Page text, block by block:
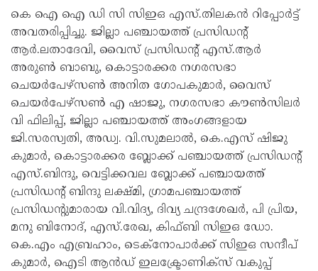
കെ ഐ ഐ ഡി സി സിഇഒ എസ്.തിലകൻ റിപ്പോർട്ട്
അവതരിപ്പിച്ചു. ജില്ലാ പഞ്ചായത്ത് പ്രസിഡന്റ്
ആർ.ലതാദേവി, വൈസ് പ്രസിഡന്റ് എസ്.ആർ
അരുൺ ബാബു, കൊട്ടാരക്കര നഗരസഭാ
ചെയർപേഴ്സൺ അനിത ഗോപകുമാർ, വൈസ്
ചെയർപേഴ്സൺ എ ഷാജു, നഗരസഭാ കൗൺസിലർ
വി ഫിലിപ്പ്, ജില്ലാ പഞ്ചായത്ത് അംഗങ്ങളായ
ജി.സരസ്വതി, അഡ്വ. വി.സുമലാൽ, കെ.എസ് ഷിജു
കുമാർ, കൊട്ടാരക്കര ബ്ലോക്ക് പഞ്ചായത്ത് പ്രസിഡന്റ്
എസ്.ബിന്ദു, വെട്ടിക്കവല ബ്ലോക്ക് പഞ്ചായത്ത്
പ്രസിഡന്റ് ബിന്ദു ലക്ഷ്മി, ഗ്രാമപഞ്ചായത്ത്
പ്രസിഡന്റുമാരായ വി.വിദ്യ, ദിവ്യ ചന്ദ്രശേഖർ, പി പ്രിയ,
മനു ബിനോദ്, എസ്.രേഖ, കിഫ്ബി സിഇഒ ഡോ.
കെ.എം എബ്രഹാം, ടെക്നോപാർക്ക് സിഇഒ സന്ദീപ്
കുമാർ, ഐടി ആൻഡ് ഇലക്ട്രോണിക്സ് വകുപ്പ്